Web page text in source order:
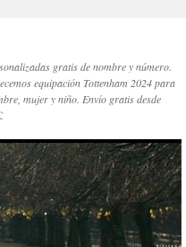
gratis de nombre y número.
equipación Tottenham 2024 para
mujer y niño. Envío gratis desde